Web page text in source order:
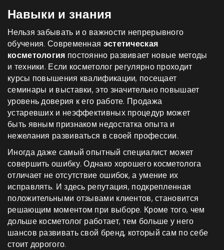
Навыки и знания
Нельзя забывать и о важности непрерывного
обучения. Современная эстетическая
косметология постоянно развивает новые методы
и техники. Если косметолог регулярно проходит
курсы повышения квалификации, посещает
семинары и выставки, это значительно повышает
уровень доверия к его работе. Продажа
устаревших и неэффективных процедур может
быть явным признаком недостатка опыта и
нежелания развиваться в своей профессии.
Иногда даже самый опытный специалист может
совершить ошибку. Однако хорошего косметолога
отличает не отсутствие ошибок, а умение их
исправлять. И здесь репутация, подкрепленная
положительными отзывами клиентов, становится
решающим моментом при выборе. Кроме того, чем
дольше косметолог работает, тем больше у него
шансов развивать свой бренд, который сам по себе
стоит дорогого.